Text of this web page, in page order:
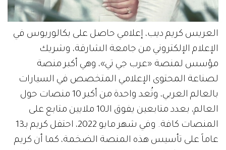
العريس كريم ديب، إعلامي حاصل على بكالوريوس في
الإعلام الإلكتروني من جامعة الشارقة، وشريك
مؤسس لمنصة «عرب جي تي»، وهي أكبر منصة
لصناعة المحتوى الإعلامي المتخصص في السيارات
بالعالم العربي، وتُعد واحدة من أكبر 10 منصات حول
العالم، بعدد متابعين يفوق الـ10 ملايين متابع على
المنصات كافة. وفي شهر مايو 2022، احتفل كريم بـ13
عاماً على تأسيس هذه المنصة الضخمة، كما أن كريم